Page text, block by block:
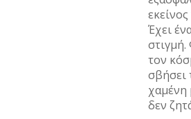
Έχει
τον
σβήσει
χαμένη
δεν